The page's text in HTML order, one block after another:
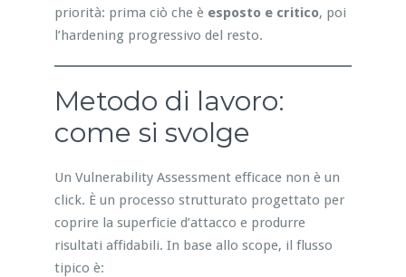
priorità: prima ciò che è esposto e critico, poi
l’hardening progressivo del resto.
Metodo di lavoro:
come si svolge
Un Vulnerability Assessment efficace non è un
click. È un processo strutturato progettato per
coprire la superficie d’attacco e produrre
risultati affidabili. In base allo scope, il flusso
tipico è: